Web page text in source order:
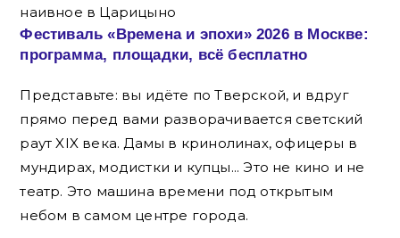
Фестиваль «Времена и эпохи» 2026 в Москве:
программа, площадки, всё бесплатно
Представьте: вы идёте по Тверской, и вдруг
прямо перед вами разворачивается светский
раут XIX века. Дамы в кринолинах, офицеры в
мундирах, модистки и купцы... Это не кино и не
театр. Это машина времени под открытым
небом в самом центре города.